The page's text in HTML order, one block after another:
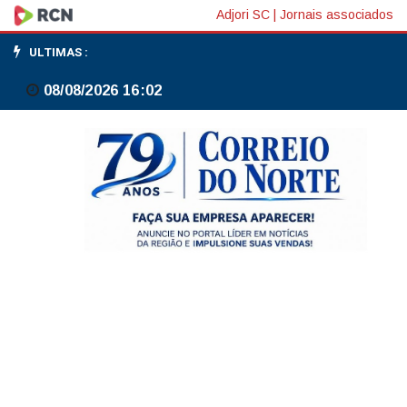
Márcio
Elias:
Prefiro
Adjori SC Jornais associados
ULTIMAS :
08/08/2026 16:02